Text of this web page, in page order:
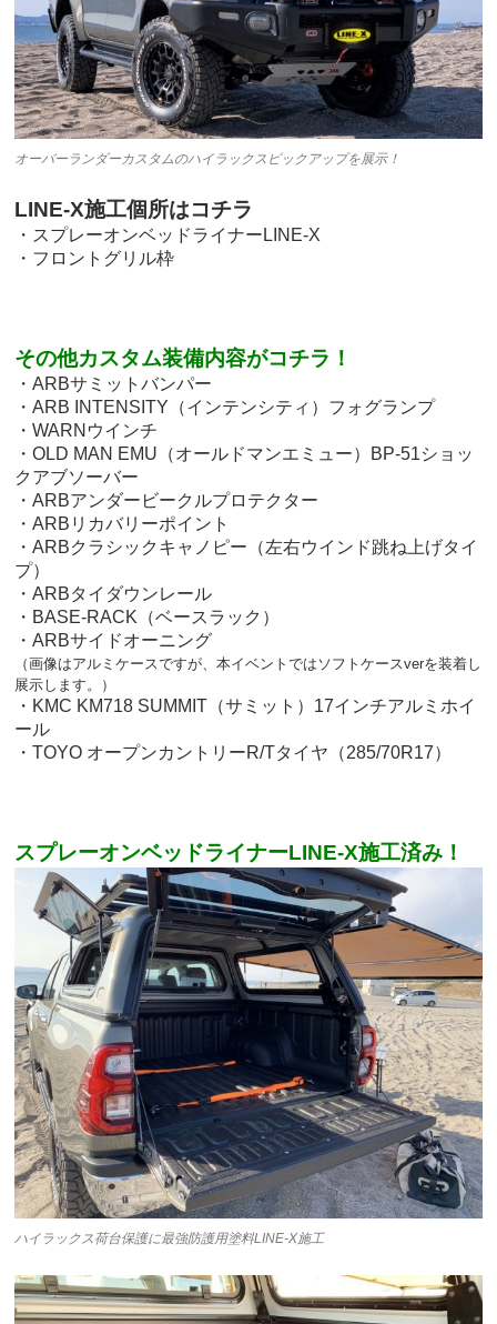
オーバーランダーカスタムのハイラックスピックアップを展示！
LINE-X施工個所はコチラ
・スプレーオンベッドライナーLINE-X
・フロントグリル枠
その他カスタム装備内容がコチラ！
・ARBサミットバンパー
・ARB INTENSITY（インテンシティ）フォグランプ
・WARNウインチ
・OLD MAN EMU（オールドマンエミュー）BP-51ショッ
クアブソーバー
・ARBアンダービークルプロテクター
・ARBリカバリーポイント
・ARBクラシックキャノピー（左右ウインド跳ね上げタイ
プ）
・ARBタイダウンレール
・BASE-RACK（ベースラック）
・ARBサイドオーニング
（画像はアルミケースですが、本イベントではソフトケースverを装着し
展示します。）
・KMC KM718 SUMMIT（サミット）17インチアルミホイ
ール
・TOYO オープンカントリーR/Tタイヤ（285/70R17）
スプレーオンベッドライナーLINE-X施工済み！
ハイラックス荷台保護に最強防護用塗料LINE-X施工